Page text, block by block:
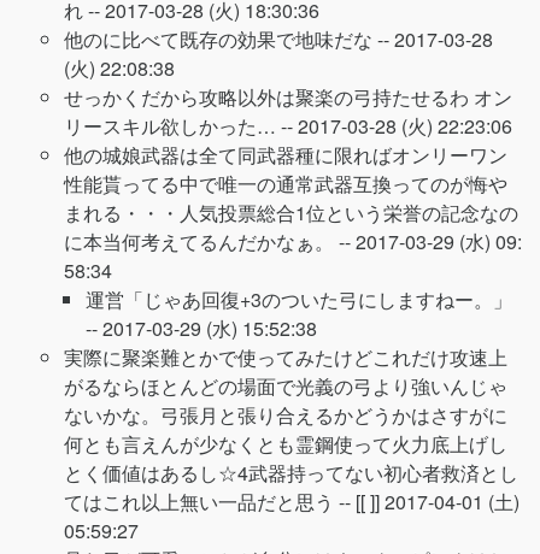
れ --2017-03-28 (火) 18:30:36
他のに比べて既存の効果で地味だな --2017-03-28
(火) 22:08:38
せっかくだから攻略以外は聚楽の弓持たせるわ オン
リースキル欲しかった… --2017-03-28 (火) 22:23:06
他の城娘武器は全て同武器種に限ればオンリーワン
性能貰ってる中で唯一の通常武器互換ってのが悔や
まれる・・・人気投票総合1位という栄誉の記念なの
に本当何考えてるんだかなぁ。 --2017-03-29 (水) 09:
58:34
運営「じゃあ回復+3のついた弓にしますねー。」
--2017-03-29 (水) 15:52:38
実際に聚楽難とかで使ってみたけどこれだけ攻速上
がるならほとんどの場面で光義の弓より強いんじゃ
ないかな。弓張月と張り合えるかどうかはさすがに
何とも言えんが少なくとも霊鋼使って火力底上げし
とく価値はあるし☆4武器持ってない初心者救済とし
てはこれ以上無い一品だと思う -- [[ ]]2017-04-01 (土)
05:59:27